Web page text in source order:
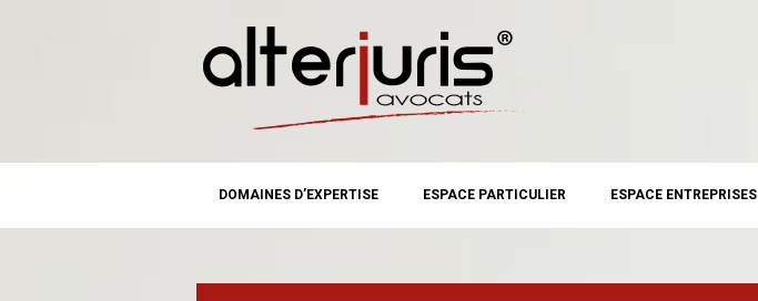
MAIN MENU
content
DOMAINES D’EXPERTISE ESPACE PARTICULIER ESPACE ENTREPRISES